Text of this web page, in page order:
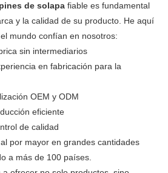
de solapa fiable es fundamental
y la calidad de su producto. He aquí
mundo confían en nosotros:
sin intermediarios
en fabricación para la
OEM y ODM
eficiente
de calidad
por mayor en grandes cantidades
a más de 100 países.